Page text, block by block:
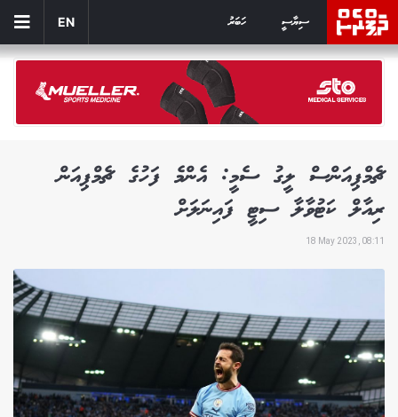
ސިޔާސީ ހަބަރު EN
ޗެމްޕިއަންސް ލީގު ސެމީ: އެންމެ ފަހުގެ ޗެމްޕިއަން
ރިއާލް ކަޓުވާލާ ސިޓީ ފައިނަލަށް
18 May 2023, 08:11